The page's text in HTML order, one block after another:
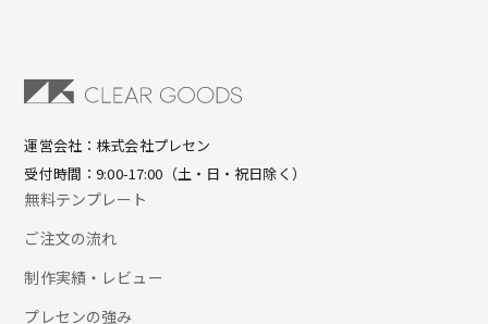
運営会社：株式会社プレセン
受付時間：9:00-17:00（土・日・祝日除く）
無料テンプレート
ご注文の流れ
制作実績・レビュー
プレセンの強み